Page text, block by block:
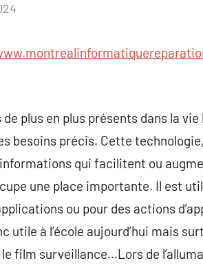
plus en plus présents dans la
besoins précis. Cette
qui facilitent ou
une place importante. Il est
ou pour des actions
utile à l’école aujourd’hui mais
film surveillance…Lors de